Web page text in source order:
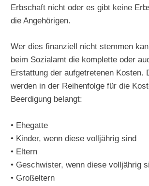
Erbschaft nicht oder es gibt keine
die Angehörigen.
Wer dies finanziell nicht stemmen
beim Sozialamt die komplette oder
Erstattung der aufgetretenen Kosten.
werden in der Reihenfolge für die
Beerdigung belangt:
• Ehegatte
• Kinder, wenn diese volljährig sind
• Eltern
• Geschwister, wenn diese volljährig
• Großeltern